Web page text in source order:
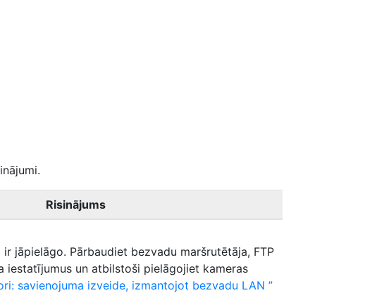
Risinājums
jāpielāgo. Pārbaudiet bezvadu maršrutētāja, FTP
iestatījumus un atbilstoši pielāgojiet kameras
savienojuma izveide, izmantojot bezvadu LAN